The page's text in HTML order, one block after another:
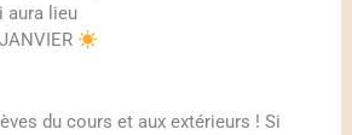
aura lieu
du cours et aux extérieurs ! Si